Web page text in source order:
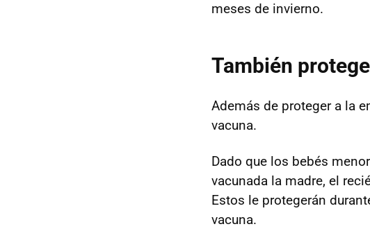
meses de invierno.
También
Además de proteger a la
vacuna.
Dado que los bebés
vacunada la madre, el
Estos le protegerán
vacuna.